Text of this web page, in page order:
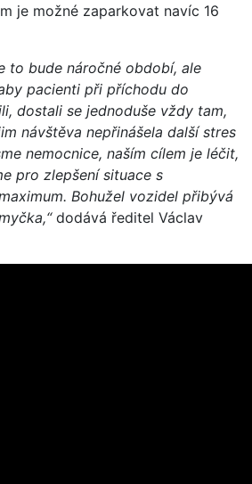
je možné zaparkovat navíc 16
to bude náročné období, ale
pacienti při příchodu do
dostali se jednoduše vždy tam,
návštěva nepřinášela další stres
nemocnice, naším cílem je léčit,
pro zlepšení situace s
Bohužel vozidel přibývá
dodává ředitel Václav